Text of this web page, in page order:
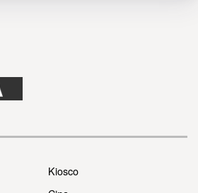
Kiosco